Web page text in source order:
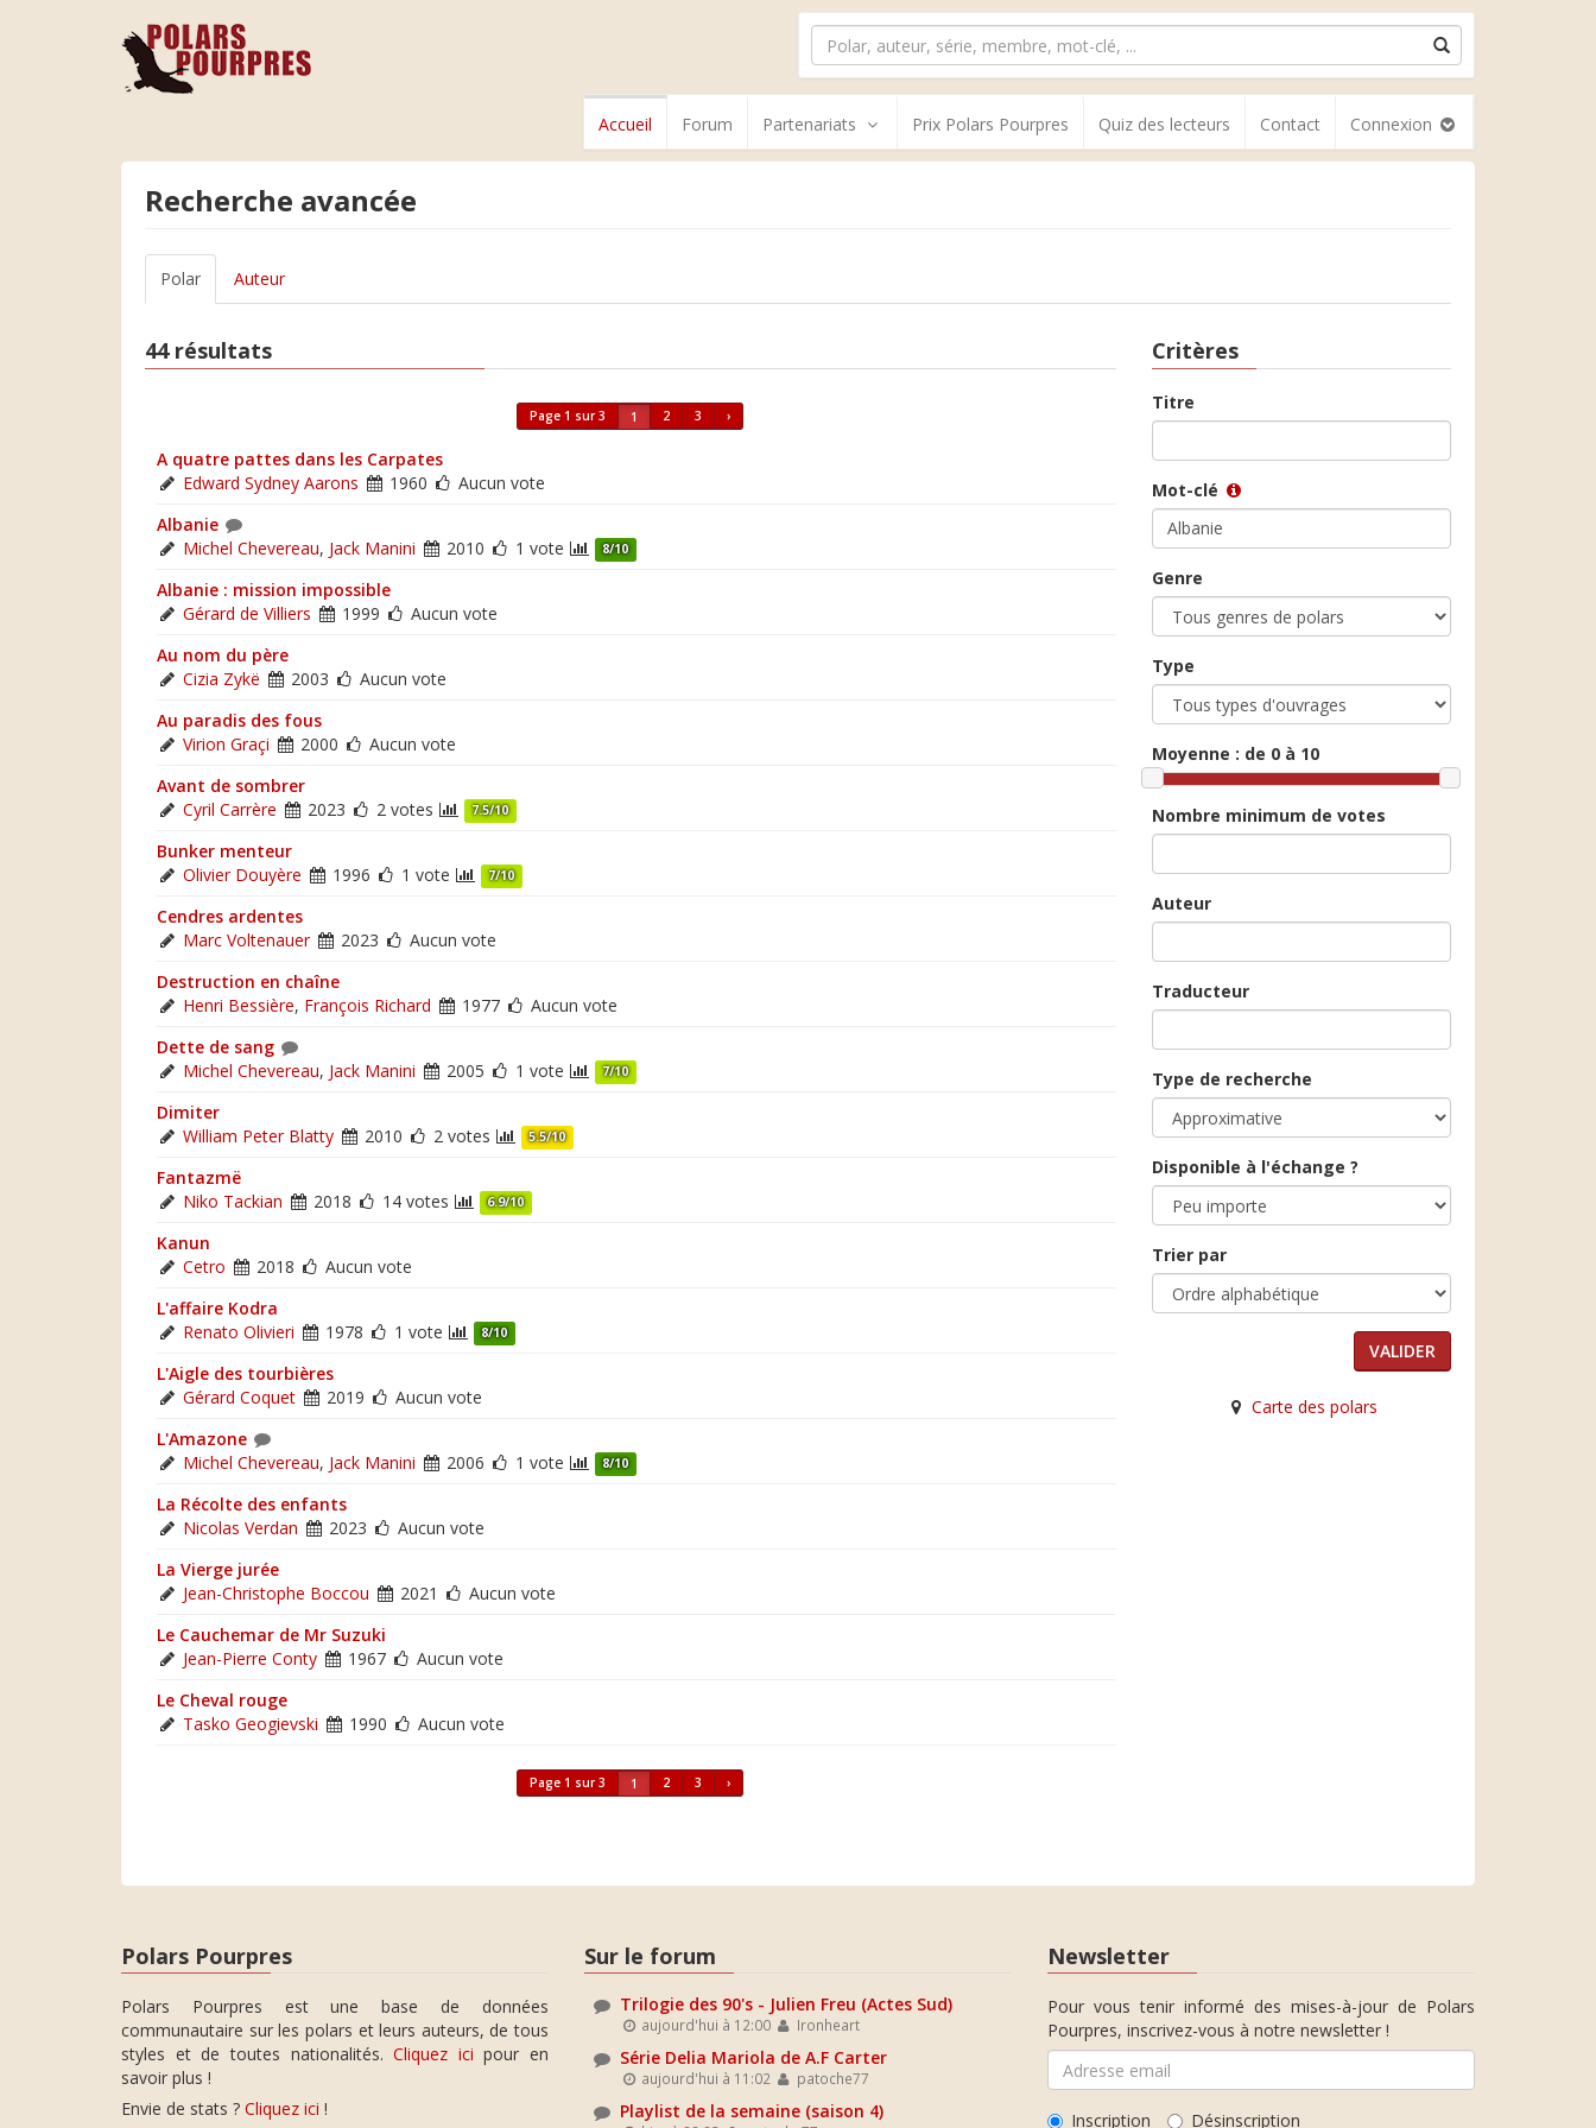
Accueil Forum Partenariats Prix Polars Pourpres Quiz des lecteurs Contact Connexion
Recherche avancée
Polar Auteur
44 résultats
Page 1 sur 3 1 2 3 ›
A quatre pattes dans les Carpates
Edward Sydney Aarons
1960
Aucun vote
Albanie
Michel Chevereau, Jack Manini 2010 1 vote 8/10
Albanie : mission impossible
Gérard de Villiers
1999
Aucun vote
Au nom du père
Cizia Zykë
2003
Aucun vote
Au paradis des fous
Virion Graçi
2000
Aucun vote
Avant de sombrer
Cyril Carrère
2023 2 votes 7.5/10
Bunker menteur
Olivier Douyère
1996 1 vote 7/10
Cendres ardentes
Marc Voltenauer
2023
Aucun vote
Destruction en chaîne
Henri Bessière, François Richard 1977
Aucun vote
Dette de sang
Michel Chevereau, Jack Manini 2005 1 vote 7/10
Dimiter
William Peter Blatty
2010 2 votes 5.5/10
Fantazmë
Niko Tackian
2018 14 votes 6.9/10
Kanun
Cetro
2018
Aucun vote
L'affaire Kodra
Renato Olivieri
1978 1 vote 8/10
L'Aigle des tourbières
Gérard Coquet
2019
Aucun vote
L'Amazone
Michel Chevereau, Jack Manini 2006 1 vote 8/10
La Récolte des enfants
Nicolas Verdan
2023
Aucun vote
La Vierge jurée
Jean-Christophe Boccou
2021
Aucun vote
Le Cauchemar de Mr Suzuki
Jean-Pierre Conty
1967
Aucun vote
Le Cheval rouge
Tasko Geogievski
1990 Aucun vote
Page 1 sur 3 1 2 3 ›
Critères
Titre
Mot-clé
Genre
Type
Moyenne : de 0 à 10
Nombre minimum de votes
Auteur
Traducteur
Type de recherche
Disponible à l'échange ?
Trier par
Carte des polars
Polars Pourpres
Polars Pourpres est une base de données
communautaire sur les polars et leurs auteurs, de tous
styles et de toutes nationalités.Cliquez ici pour en
savoir plus !
Envie de stats ? Cliquez ici !
Sur le forum
Trilogie des 90's - Julien Freu (Actes Sud)
aujourd'hui à 12:00 Ironheart
Série Delia Mariola de A.F Carter
aujourd'hui à 11:02 patoche77
Playlist de la semaine (saison 4)
Newsletter
Pour vous tenir informé des mises-à-jour de Polars
Pourpres, inscrivez-vous à notre newsletter !
Inscription Désinscription